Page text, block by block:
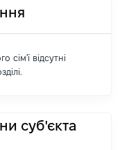
сім'ї відсутні
суб'єкта